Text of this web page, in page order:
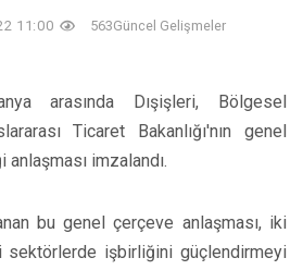
11:00 563Güncel Gelişmeler
arasında Dışişleri, Bölgesel
Ticaret Bakanlığı'nın genel
imzalandı.
bu genel çerçeve anlaşması, iki
sektörlerde işbirliğini güçlendirmeyi